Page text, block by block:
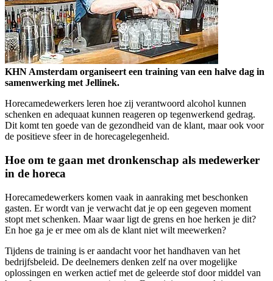
KHN Amsterdam organiseert een training van een halve dag in
samenwerking met Jellinek.
Horecamedewerkers leren hoe zij verantwoord alcohol kunnen
schenken en adequaat kunnen reageren op tegenwerkend gedrag.
Dit komt ten goede van de gezondheid van de klant, maar ook voor
de positieve sfeer in de horecagelegenheid.
Hoe om te gaan met dronkenschap als medewerker
in de horeca
Horecamedewerkers komen vaak in aanraking met beschonken
gasten. Er wordt van je verwacht dat je op een gegeven moment
stopt met schenken. Maar waar ligt de grens en hoe herken je dit?
En hoe ga je er mee om als de klant niet wilt meewerken?
Tijdens de training is er aandacht voor het handhaven van het
bedrijfsbeleid. De deelnemers denken zelf na over mogelijke
oplossingen en werken actief met de geleerde stof door middel van